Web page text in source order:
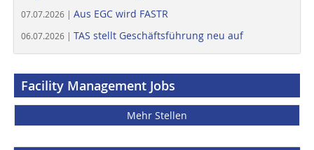
07.07.2026 | Aus EGC wird FASTR
06.07.2026 | TAS stellt Geschäftsführung neu auf
Facility Management Jobs
Mehr Stellen